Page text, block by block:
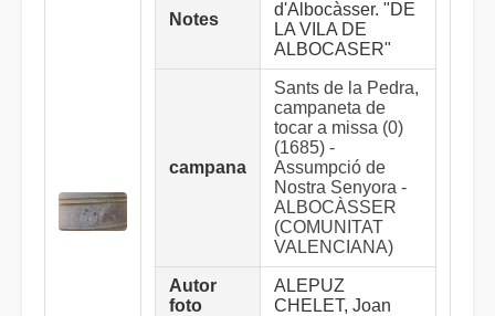
Notes
d'Albocàsser. "DE
LA VILA DE
ALBOCASER"
campana
Sants de la Pedra,
campaneta de
tocar a missa (0)
(1685) -
Assumpció de
Nostra Senyora -
ALBOCÀSSER
(COMUNITAT
VALENCIANA)
Autor
foto
ALEPUZ
CHELET, Joan